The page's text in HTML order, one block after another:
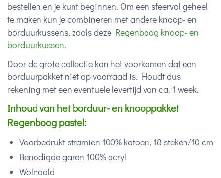
bestellen en je kunt beginnen. Om een sfeervol geheel
te maken kun je combineren met andere knoop- en
borduurkussens, zoals deze Regenboog knoop- en
borduurkussen.
Door de grote collectie kan het voorkomen dat een
borduurpakket niet op voorraad is. Houdt dus
rekening met een eventuele levertijd van ca. 1 week.
Inhoud van het borduur- en knooppakket
Regenboog pastel:
Voorbedrukt stramien 100% katoen, 18 steken/10 cm
Benodigde garen 100% acryl
Wolnaald